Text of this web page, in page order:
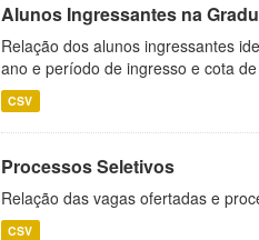
Alunos Ingressantes na
Relação dos alunos ingressantes
ano e período de ingresso e cota
CSV
Processos Seletivos
Relação das vagas ofertadas e
CSV